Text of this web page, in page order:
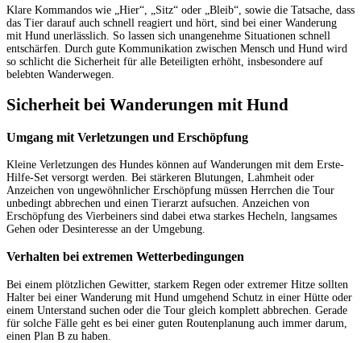
Klare Kommandos wie „Hier“, „Sitz“ oder „Bleib“, sowie die Tatsache, dass
das Tier darauf auch schnell reagiert und hört, sind bei einer Wanderung
mit Hund unerlässlich. So lassen sich unangenehme Situationen schnell
entschärfen. Durch gute Kommunikation zwischen Mensch und Hund wird
so schlicht die Sicherheit für alle Beteiligten erhöht, insbesondere auf
belebten Wanderwegen.
Sicherheit bei Wanderungen mit Hund
Umgang mit Verletzungen und Erschöpfung
Kleine Verletzungen des Hundes können auf Wanderungen mit dem Erste-
Hilfe-Set versorgt werden. Bei stärkeren Blutungen, Lahmheit oder
Anzeichen von ungewöhnlicher Erschöpfung müssen Herrchen die Tour
unbedingt abbrechen und einen Tierarzt aufsuchen. Anzeichen von
Erschöpfung des Vierbeiners sind dabei etwa starkes Hecheln, langsames
Gehen oder Desinteresse an der Umgebung.
Verhalten bei extremen Wetterbedingungen
Bei einem plötzlichen Gewitter, starkem Regen oder extremer Hitze sollten
Halter bei einer Wanderung mit Hund umgehend Schutz in einer Hütte oder
einem Unterstand suchen oder die Tour gleich komplett abbrechen. Gerade
für solche Fälle geht es bei einer guten Routenplanung auch immer darum,
einen Plan B zu haben.